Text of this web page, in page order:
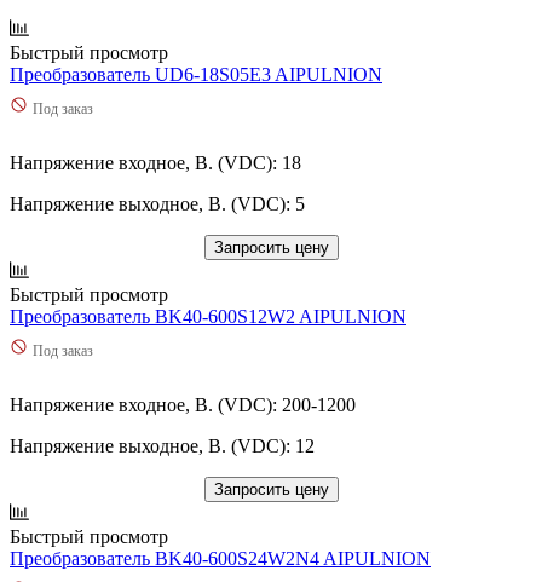
Быстрый просмотр
Преобразователь UD6-18S05E3 AIPULNION
Под заказ
Напряжение входное, В. (VDC): 18
Напряжение выходное, В. (VDC): 5
Запросить цену
Быстрый просмотр
Преобразователь BK40-600S12W2 AIPULNION
Под заказ
Напряжение входное, В. (VDC): 200-1200
Напряжение выходное, В. (VDC): 12
Запросить цену
Быстрый просмотр
Преобразователь BK40-600S24W2N4 AIPULNION